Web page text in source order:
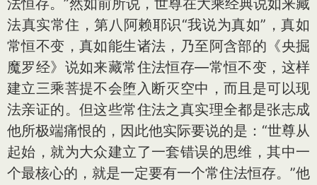
法恒存。”然如前所说，世尊在大乘经典说如来藏
法真实常住，第八阿赖耶识“我说为真如”，真如
常恒不变，真如能生诸法，乃至阿含部的《央掘
魔罗经》说如来藏常住法恒存—常恒不变，这样
建立三乘菩提不会堕入断灭空中，而且是可以现
法亲证的。但这些常住法之真实理全都是张志成
他所极端痛恨的，因此他实际要说的是：“世尊从
起始，就为大众建立了一套错误的思维，其中一
个最核心的，就是一定要有一个常住法恒存。”他